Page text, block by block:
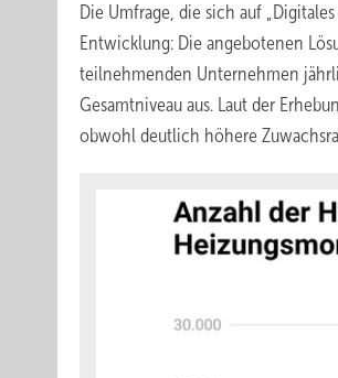
Die Umfrage, die sich auf
Entwicklung: Die angebotenen
teilnehmenden Unternehmen
Gesamtniveau aus. Laut der
obwohl deutlich höhere